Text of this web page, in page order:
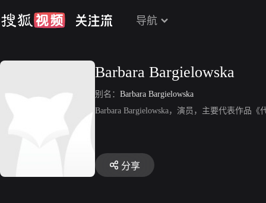
导航
Barbara Bargielowska
别名： Barbara Bargielowska
Barbara Bargielowska，演员，主要代表作品《
分享